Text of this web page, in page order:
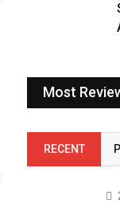
Most
RECENT